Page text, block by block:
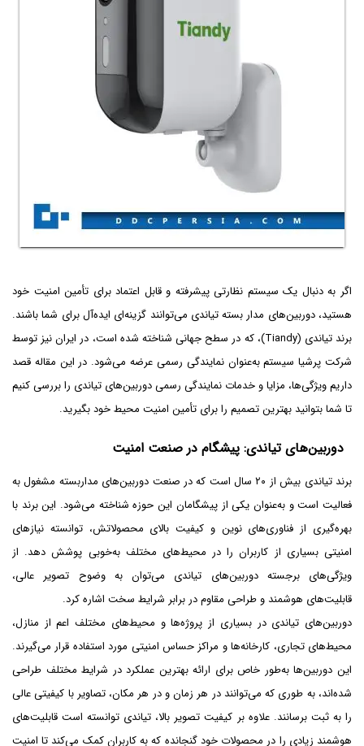
اگر به دنبال یک سیستم نظارتی پیشرفته و قابل اعتماد برای تأمین امنیت خود
هستید، دوربین‌های مدار بسته تیاندی می‌توانند گزینه‌ای ایده‌آل برای شما باشند.
برند تیاندی (Tiandy)، که در سطح جهانی شناخته شده است، در ایران نیز توسط
شرکت پرشیا سیستم به‌عنوان نمایندگی رسمی عرضه می‌شود. در این مقاله قصد
داریم ویژگی‌ها، مزایا و خدمات نمایندگی رسمی دوربین‌های تیاندی را بررسی کنیم
تا شما بتوانید بهترین تصمیم را برای تأمین امنیت محیط خود بگیرید.
دوربین‌های تیاندی: پیشگام در صنعت امنیت
برند تیاندی بیش از ۲۰ سال است که در صنعت دوربین‌های مداربسته مشغول به
فعالیت است و به‌عنوان یکی از پیشگامان این حوزه شناخته می‌شود. این برند با
بهره‌گیری از فناوری‌های نوین و کیفیت بالای محصولاتش، توانسته نیازهای
امنیتی بسیاری از کاربران را در محیط‌های مختلف به‌خوبی پوشش دهد. از
ویژگی‌های برجسته دوربین‌های تیاندی می‌توان به وضوح تصویر عالی،
قابلیت‌های هوشمند و طراحی مقاوم در برابر شرایط سخت اشاره کرد.
دوربین‌های تیاندی در بسیاری از پروژه‌ها و محیط‌های مختلف اعم از منازل،
محیط‌های تجاری، کارخانه‌ها و مراکز حساس امنیتی مورد استفاده قرار می‌گیرند.
این دوربین‌ها به‌طور خاص برای ارائه بهترین عملکرد در شرایط مختلف طراحی
شده‌اند، به طوری که می‌توانند در هر زمان و در هر مکان، تصاویر با کیفیتی عالی
را به ثبت برسانند. علاوه بر کیفیت تصویر بالا، تیاندی توانسته است قابلیت‌های
هوشمند زیادی را در محصولات خود گنجانده که به کاربران کمک می‌کند تا امنیت